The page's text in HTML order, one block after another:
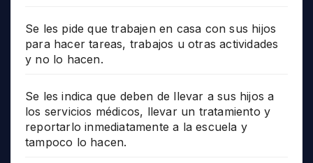
Se les pide que trabajen en casa con sus hijos
para hacer tareas, trabajos u otras actividades
y no lo hacen.
Se les indica que deben de llevar a sus hijos a
los servicios médicos, llevar un tratamiento y
reportarlo inmediatamente a la escuela y
tampoco lo hacen.